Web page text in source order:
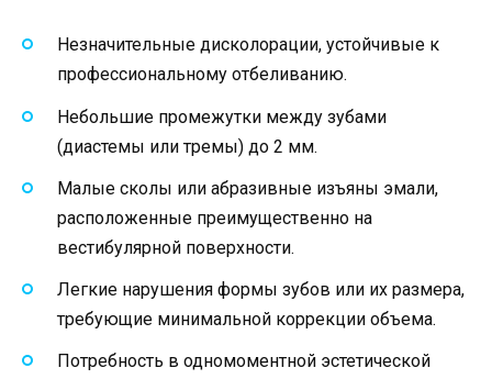
Незначительные дисколорации, устойчивые к
профессиональному отбеливанию.
Небольшие промежутки между зубами
(диастемы или тремы) до 2 мм.
Малые сколы или абразивные изъяны эмали,
расположенные преимущественно на
вестибулярной поверхности.
Легкие нарушения формы зубов или их размера,
требующие минимальной коррекции объема.
Потребность в одномоментной эстетической